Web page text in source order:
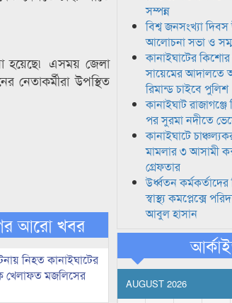
এসময় জেলা
উপস্থিত
আরো খবর
নিহত কানাইঘাটের
খেলাফত মজলিসের
সম্পন্ন
বিশ্ব জনসংখ্যা
আলোচনা সভা ও
কানাইঘাটের
সায়েমের আদালতে
রিমান্ড চাইবে পুলিশ
কানাইঘাট
পর সুরমা নদীতে
কানাইঘাটে
মামলার ৩ আসামী
গ্রেফতার
উর্ধ্বতন
স্বাস্থ্য কমপ্লেক্সে
আবুল হাসান
AUGUST 2026